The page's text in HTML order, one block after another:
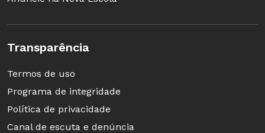
Transparência
Termos de uso
Programa de integridade
Política de privacidade
Canal de escuta e denúncia